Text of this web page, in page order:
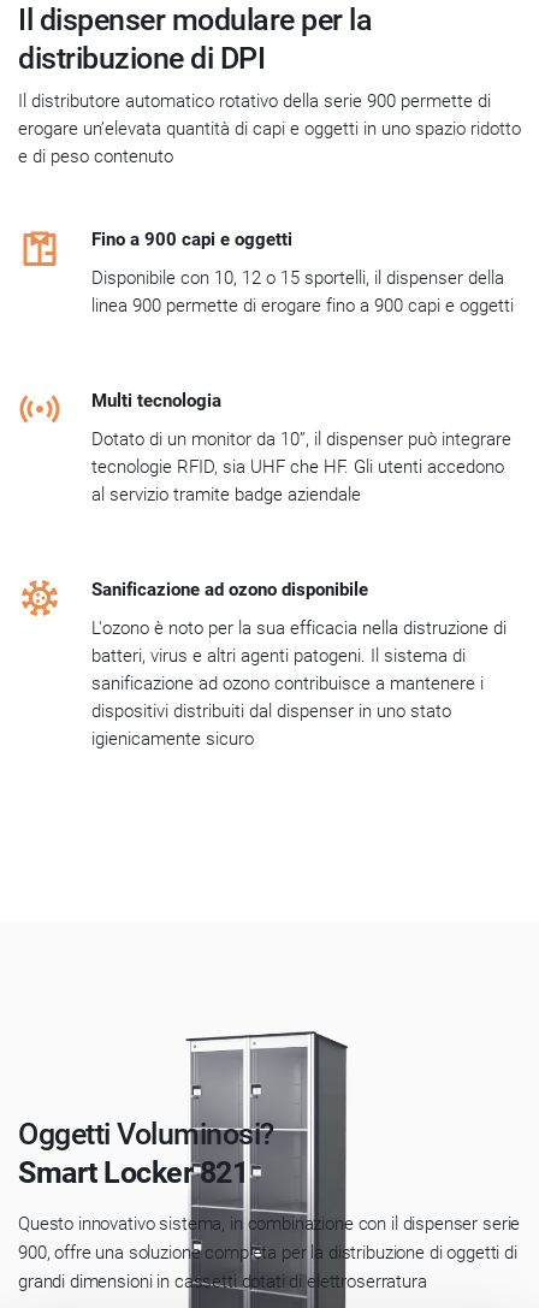
Il dispenser modulare per la
distribuzione di DPI
Il distributore automatico rotativo della serie 900 permette di
erogare un’elevata quantità di capi e oggetti in uno spazio ridotto
e di peso contenuto
Fino a 900 capi e oggetti
Disponibile con 10, 12 o 15 sportelli, il dispenser della
linea 900 permette di erogare fino a 900 capi e oggetti
Multi tecnologia
Dotato di un monitor da 10”, il dispenser può integrare
tecnologie RFID, sia UHF che HF. Gli utenti accedono
al servizio tramite badge aziendale
Sanificazione ad ozono disponibile
L'ozono è noto per la sua efficacia nella distruzione di
batteri, virus e altri agenti patogeni. Il sistema di
sanificazione ad ozono contribuisce a mantenere i
dispositivi distribuiti dal dispenser in uno stato
igienicamente sicuro
Oggetti Voluminosi?
Smart Locker 821
Questo innovativo sistema, in combinazione con il dispenser serie
900, offre una soluzione completa per la distribuzione di oggetti di
grandi dimensioni in cassetti dotati di elettroserratura